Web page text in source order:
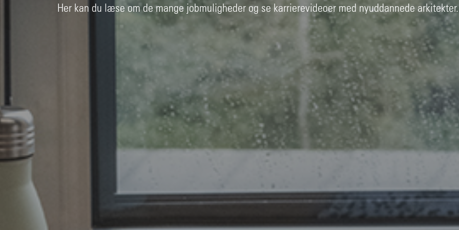
Her kan du læse om de mange jobmuligheder og se karrierevideoer med nyuddannede arkitekter.